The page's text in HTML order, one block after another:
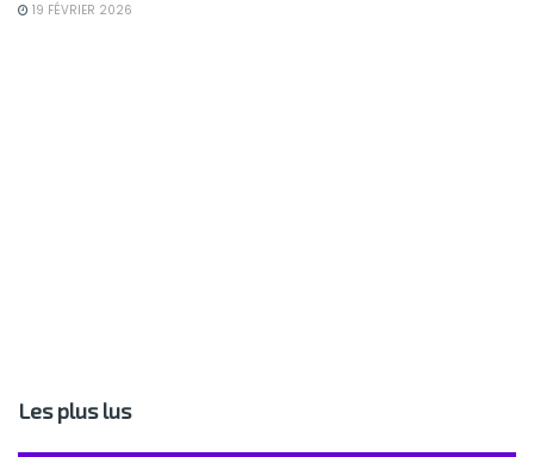
19 FÉVRIER 2026
Les plus lus